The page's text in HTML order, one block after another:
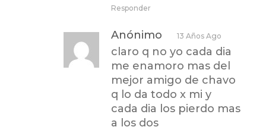
Responder
Anónimo 13 Años Ago
claro q no yo cada dia
me enamoro mas del
mejor amigo de chavo
q lo da todo x mi y
cada dia los pierdo mas
a los dos